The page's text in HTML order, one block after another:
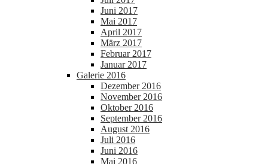
Juni 2017
Mai 2017
April 2017
März 2017
Februar 2017
Januar 2017
Galerie 2016
Dezember 2016
November 2016
Oktober 2016
September 2016
August 2016
Juli 2016
Juni 2016
Mai 2016